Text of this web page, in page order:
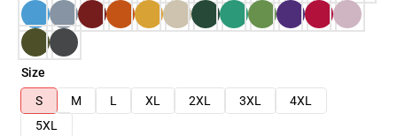
Size
S
M L XL 2XL 3XL
4XL
5XL